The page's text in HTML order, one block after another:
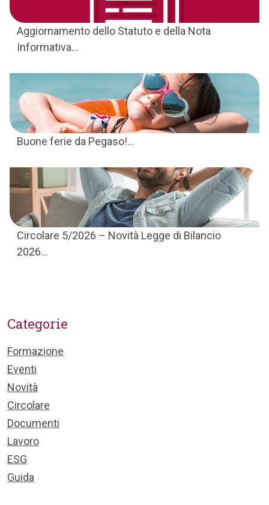
Aggiornamento dello Statuto e della Nota
Informativa...
Buone ferie da Pegaso!...
Circolare 5/2026 – Novità Legge di Bilancio
2026...
Categorie
Formazione
Eventi
Novità
Circolare
Documenti
Lavoro
ESG
Guida